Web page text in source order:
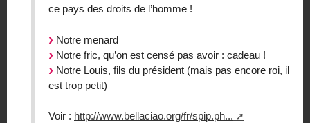
ce pays des droits de l’homme !
Notre menard
Notre fric, qu’on est censé pas avoir : cadeau !
Notre Louis, fils du président (mais pas encore roi, il
est trop petit)
Voir : http://www.bellaciao.org/fr/spip.ph...